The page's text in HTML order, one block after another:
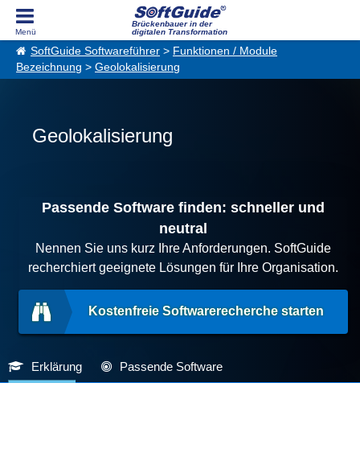
Brückenbauer in der
digitalen Transformation
SoftGuide Softwareführer > Funktionen / Module
Bezeichnung > Geolokalisierung
Geolokalisierung
Passende Software finden: schneller und
neutral
Nennen Sie uns kurz Ihre Anforderungen. SoftGuide
recherchiert geeignete Lösungen für Ihre Organisation.
Kostenfreie Softwarerecherche starten
Erklärung Passende Software